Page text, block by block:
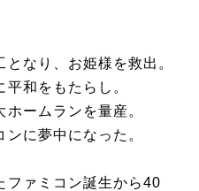
なり、お姫様を救出。
和をもたらし。
ームランを量産。
に夢中になった。
ファミコン誕生から40